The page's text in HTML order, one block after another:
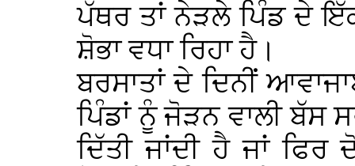
ਪੱਥਰ ਤਾਂ ਨੇੜਲੇ ਪਿੰਡ ਦੇ
ਸ਼ੋਭਾ ਵਧਾ ਰਿਹਾ ਹੈ।
ਬਰਸਾਤਾਂ ਦੇ ਦਿਨੀਂ
ਪਿੰਡਾਂ ਨੂੰ ਜੋੜਨ ਵਾਲੀ ਬੱਸ
ਦਿੱਤੀ ਜਾਂਦੀ ਹੈ ਜਾਂ